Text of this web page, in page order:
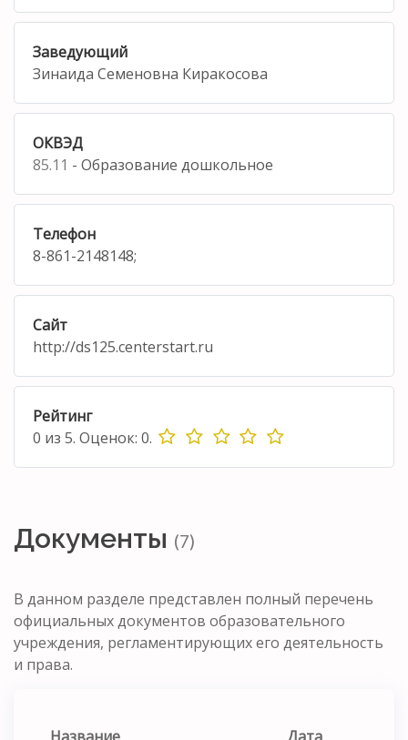
Заведующий
Зинаида Семеновна Киракосова
ОКВЭД
85.11 - Образование дошкольное
Телефон
8-861-2148148;
Сайт
http://ds125.centerstart.ru
Рейтинг
0 из 5. Оценок: 0.
Документы (7)
В данном разделе представлен полный перечень
официальных документов образовательного
учреждения, регламентирующих его деятельность
и права.
Название Дата